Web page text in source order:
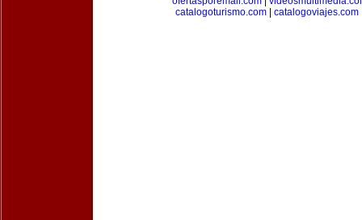
catalogoturismo.com
catalogoviajes.com